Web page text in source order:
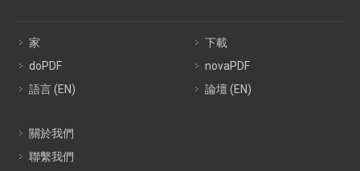
家
doPDF
語言 (EN)
下載
novaPDF
論壇 (EN)
關於我們
聯繫我們